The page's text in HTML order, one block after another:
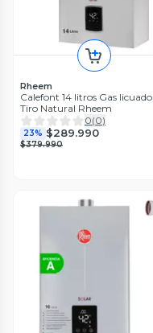
Rheem
Calefont 14 litros Gas licuado
Tiro Natural Rheem
0(0)
23% $289.990
$379.990